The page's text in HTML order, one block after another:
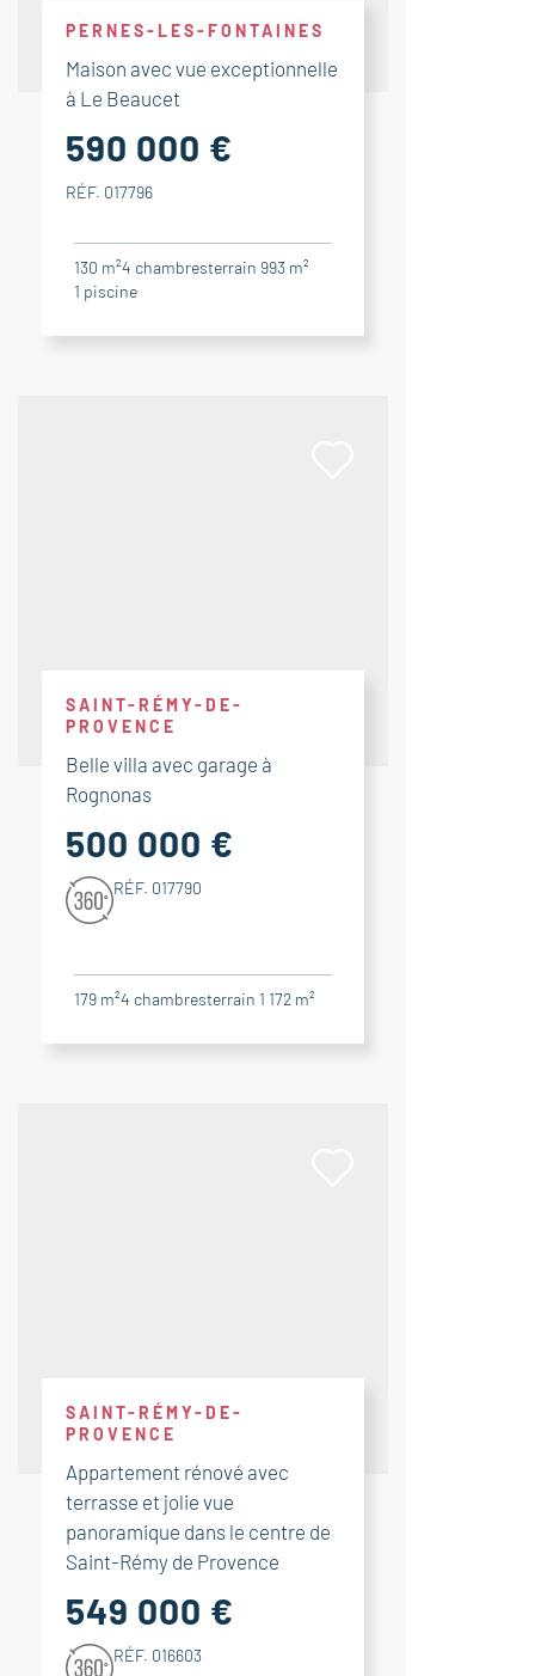
PERNES-LES-FONTAINES
Maison avec vue exceptionnelle
à Le Beaucet
590 000 €
RÉF. 017796
130 m²4 chambresterrain 993 m²
1 piscine
SAINT-RÉMY-DE-
PROVENCE
Belle villa avec garage à
Rognonas
500 000 €
RÉF. 017790
179 m²4 chambresterrain 1 172 m²
SAINT-RÉMY-DE-
PROVENCE
Appartement rénové avec
terrasse et jolie vue
panoramique dans le centre de
Saint-Rémy de Provence
549 000 €
RÉF. 016603